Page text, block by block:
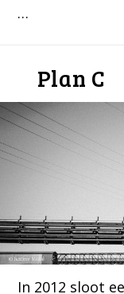
…
Plan C
In 2012 sloot